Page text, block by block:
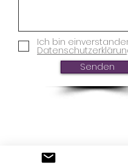
Ich bin
Senden